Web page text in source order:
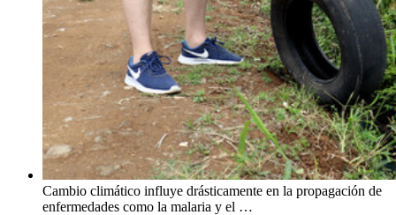
Cambio climático influye drásticamente en la propagación de
enfermedades como la malaria y el …